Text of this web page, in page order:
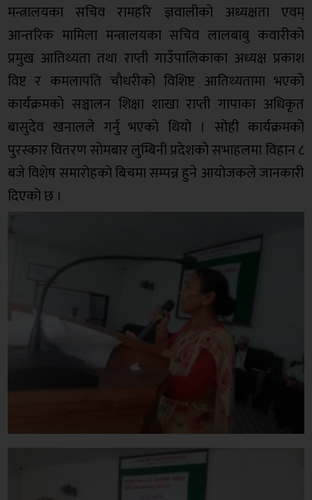
मन्त्रालयका सचिव रामहरि ज्ञवालीको अध्यक्षता एवम्
आन्तरिक मामिला मन्त्रालयका सचिव लालबाबु कवारीको
प्रमुख आतिथ्यता तथा राप्ती गाउँपालिकाका अध्यक्ष प्रकाश
विष्ट र कमलापति चाैधरीको विशिष्ट आतिथ्यतामा भएको
कार्यक्रमको सञ्चालन शिक्षा शाखा राप्ती गापाका अधिकृत
बासुदेव खनालले गर्नु भएको थियो । सोही कार्यक्रमको
पुरस्कार वितरण सोमबार लुम्बिनी प्रदेशको सभाहलमा विहान ८
बजे विशेष समारोहको बिचमा सम्पन्न हुने आयोजकले जानकारी
दिएको छ ।